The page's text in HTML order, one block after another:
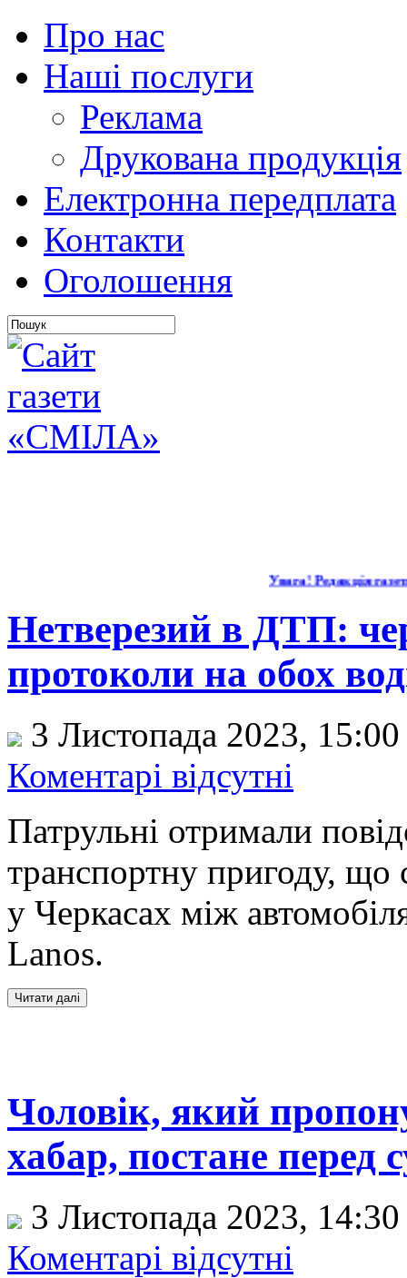
Про нас
Наші послуги
Реклама
Друкована продукція
Електронна передплата
Контакти
Оголошення
Увага! Редакція
Нетверезий в ДТП:
протоколи на обох
3 Листопада 2023,
Коментарі відсутні
Патрульні отримали
транспортну пригоду, що
у Черкасах між
Lanos.
Чоловік, який
хабар, постане перед
3 Листопада 2023,
Коментарі відсутні